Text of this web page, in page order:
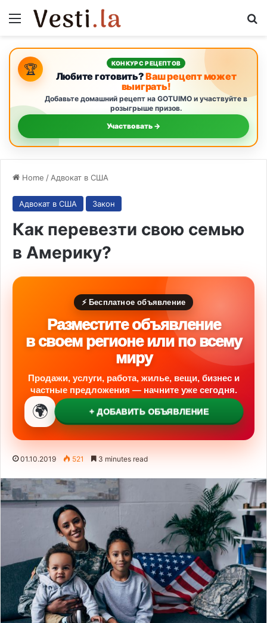
Menu
🏆 КОНКУРС РЕЦЕПТОВ
Любите готовить?Ваш рецепт может
выиграть!
Добавьте домашний рецепт на GOTUIMO и участвуйте в
розыгрыше призов.
Участвовать →
Home / Адвокат в США
Адвокат в США Закон
Как перевезти свою семью
в Америку?
⚡ Бесплатное объявление
Разместите объявление
в своем регионе или по всему
миру
Продажи, услуги, работа, жилье, вещи, бизнес и
частные предложения — начните уже сегодня.
🌍 + ДОБАВИТЬ ОБЪЯВЛЕНИЕ
01.10.2019 521 3 minutes read